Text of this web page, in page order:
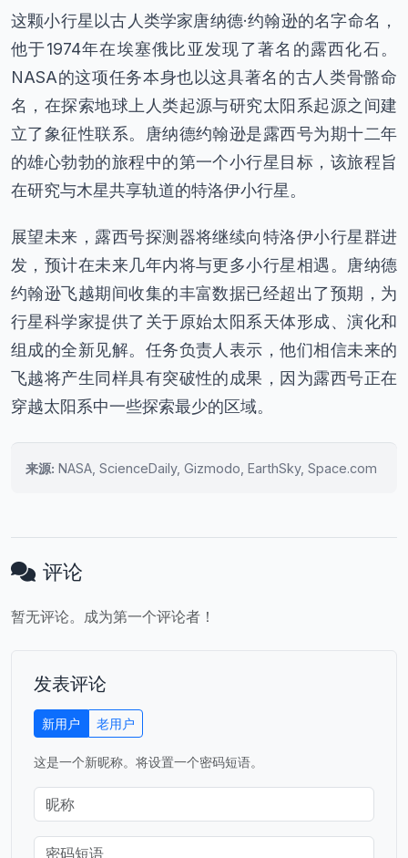
这颗小行星以古人类学家唐纳德·约翰逊的名字命名，
他于1974年在埃塞俄比亚发现了著名的露西化石。
NASA的这项任务本身也以这具著名的古人类骨骼命
名，在探索地球上人类起源与研究太阳系起源之间建
立了象征性联系。唐纳德约翰逊是露西号为期十二年
的雄心勃勃的旅程中的第一个小行星目标，该旅程旨
在研究与木星共享轨道的特洛伊小行星。
展望未来，露西号探测器将继续向特洛伊小行星群进
发，预计在未来几年内将与更多小行星相遇。唐纳德
约翰逊飞越期间收集的丰富数据已经超出了预期，为
行星科学家提供了关于原始太阳系天体形成、演化和
组成的全新见解。任务负责人表示，他们相信未来的
飞越将产生同样具有突破性的成果，因为露西号正在
穿越太阳系中一些探索最少的区域。
来源: NASA, ScienceDaily, Gizmodo, EarthSky, Space.com
评论
暂无评论。成为第一个评论者！
发表评论
新用户 老用户
这是一个新昵称。将设置一个密码短语。